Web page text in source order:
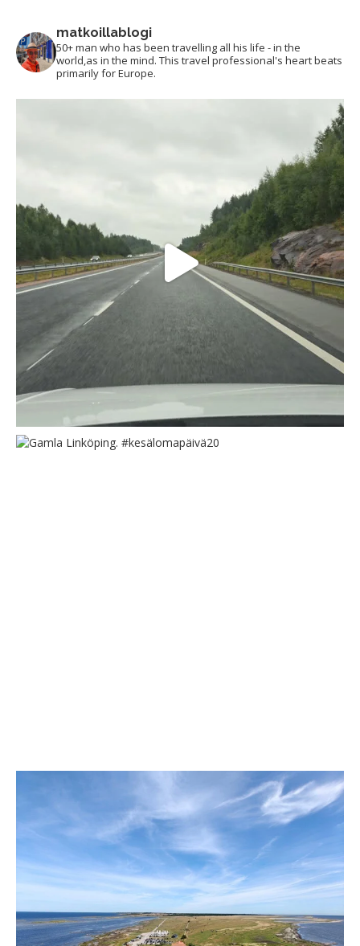
matkoillablogi
50+ man who has been travelling all his life - in the
world,as in the mind. This travel professional's heart beats
primarily for Europe.